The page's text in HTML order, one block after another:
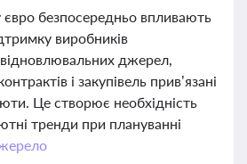
євро безпосередньо впливають
виробників
відновлювальних джерел,
і закупівель прив’язані
Це створює необхідність
тренди при плануванні